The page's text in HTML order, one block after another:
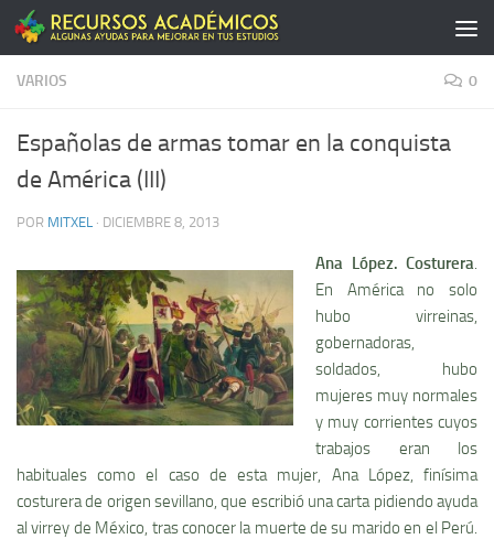
Saltar al contenido
VARIOS 0
Españolas de armas tomar en la conquista
de América (III)
POR MITXEL · DICIEMBRE 8, 2013
Ana López. Costurera.
En América no solo
hubo virreinas,
gobernadoras,
soldados, hubo
mujeres muy normales
y muy corrientes cuyos
trabajos eran los
habituales como el caso de esta mujer, Ana López, finí­sima
costurera de origen sevillano, que escribió una carta pidiendo ayuda
al virrey de México, tras conocer la muerte de su marido en el Perú.